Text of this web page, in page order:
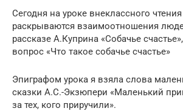
Сегодня на уроке внеклассного
раскрываются взаимоотношения
рассказе А.Куприна «Собачье
вопрос «Что такое собачье счастье»
Эпиграфом урока я взяла слова
сказки А.С.-Экзюпери «Маленький
за тех, кого приручили».